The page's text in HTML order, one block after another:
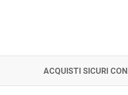
ACQUISTI SICURI CON